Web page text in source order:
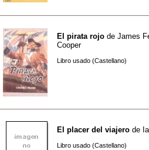
El pirata rojo de James
Cooper
Libro usado (Castellano)
El placer del viajero de
Libro usado (Castellano)